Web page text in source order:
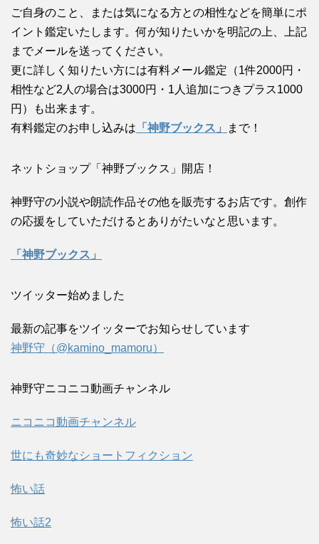
ご自身のこと、または気になる方との相性などを簡単にポ
イント鑑定いたします。何が知りたいかを明記の上、上記
までメールを送ってください。
更に詳しく知りたい方には有料メール鑑定（1件2000円・
相性など2人の場合は3000円・1人追加につきプラス1000
円）も出来ます。
有料鑑定のお申し込みは 「神野ブックス」 まで！
ネットショップ「神野ブックス」開店！
神野守の小説や朗読作品その他を販売するお店です。創作
の応援をしていただけるとありがたいなと思います。
「神野ブックス」
ツイッター始めました
最新の記事をツイッターでお知らせしています
神野守（@kamino_mamoru）
神野守ニコニコ動画チャンネル
ニコニコ動画チャンネル
世にも奇妙なショートフィクション
怖い話
怖い話2